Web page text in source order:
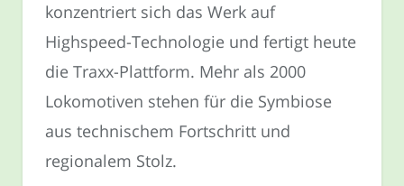
konzentriert sich das Werk auf
Highspeed-Technologie und fertigt heute
die Traxx-Plattform. Mehr als 2000
Lokomotiven stehen für die Symbiose
aus technischem Fortschritt und
regionalem Stolz.